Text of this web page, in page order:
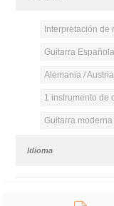
Interpretación
Guitarra
Alemania /
1 instrumento de
Guitarra moderna
Idioma